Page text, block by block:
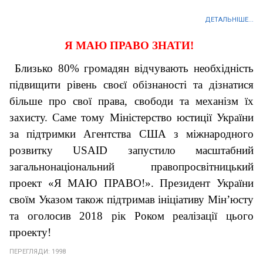
ДЕТАЛЬНІШЕ...
Я МАЮ ПРАВО ЗНАТИ!
Близько 80% громадян відчувають необхідність
підвищити рівень своєї обізнаності та дізнатися
більше про свої права, свободи та механізм їх
захисту. Саме тому Міністерство юстиції України
за підтримки Агентства США з міжнародного
розвитку USAID запустило масштабний
загальнонаціональний правопросвітницький
проект «Я МАЮ ПРАВО!». Президент України
своїм Указом також підтримав ініціативу Мін’юсту
та оголосив 2018 рік Роком реалізації цього
проекту!
ПЕРЕГЛЯДИ: 1998